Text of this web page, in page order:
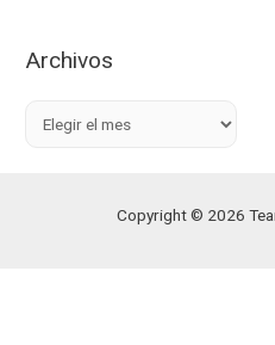
Archivos
Copyright © 2026